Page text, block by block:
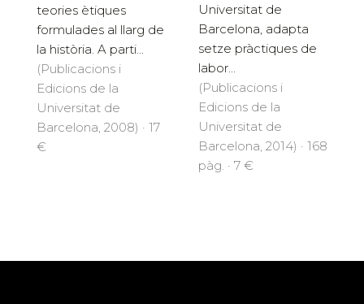
teories ètiques
formulades al llarg de
la història. A parti...
(Publicacions i
Edicions de la
Universitat de
Barcelona, 2008) · 17
€
Universitat de
Barcelona, adapta
setze pràctiques de
labor...
(Publicacions i
Edicions de la
Universitat de
Barcelona, 2014) · 168
pàg. · 7 €